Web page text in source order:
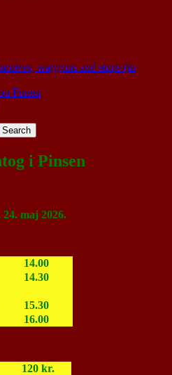
waggons and stops (in
Funen
i Pinsen
maj 2026.
14.00
14.30
15.30
16.00
120 kr.